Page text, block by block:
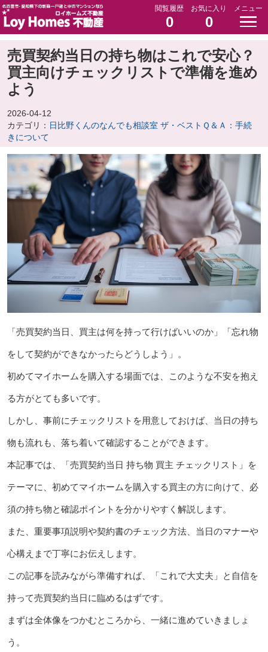
閲覧履歴
0
お気に入り
0
メニュー
売買契約当日の持ち物はこれで安心？
買主向けチェックリストで準備を進め
よう
2026-04-12
カテゴリ： 日比野くんのなんでも相談室 ザ・ベストＱ＆Ａ：手続
きについて
「売買契約当日、買主は何を持って行けばいいのか」「忘れ物
をして契約ができなかったらどうしよう」。
初めてマイホームを購入する場面では、このような不安を抱え
る方がとても多いです。
しかし、事前にチェックリストを用意しておけば、当日の持ち
物も流れも、落ち着いて確認することができます。
本記事では、「売買契約当日 持ち物 買主 チェックリスト」を
テーマに、初めてマイホームを購入する買主の方に向けて、必
須の持ち物と確認ポイントを分かりやすく解説します。
また、重要事項説明や契約書のチェック方法、当日のマナーや
心構えまで丁寧にお伝えします。
この記事を読みながら準備すれば、「これで大丈夫」と自信を
持って売買契約当日に臨めるはずです。
まずは全体像をつかむところから、一緒に進めていきましょ
う。